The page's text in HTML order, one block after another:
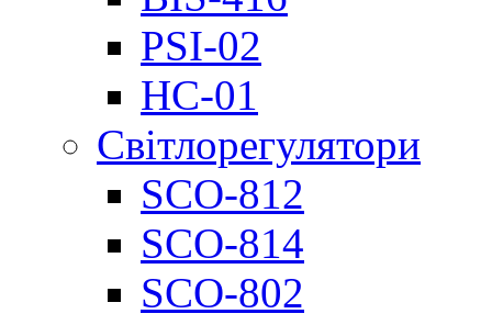
PSI-02
НС-01
Світлорегулятори
SCO-812
SCO-814
SCO-802